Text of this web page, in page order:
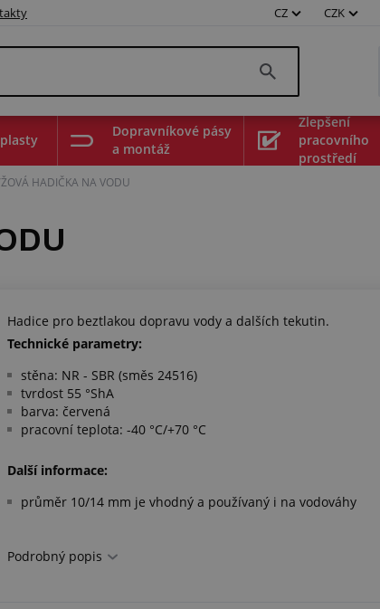
CZ CZK
Dopravníkové pásy
a montáž
Zlepšení
pracovního
prostředí
HADIČKA NA VODU
Hadice pro beztlakou dopravu vody a dalších tekutin.
Technické parametry:
stěna: NR - SBR (směs 24516)
tvrdost 55 °ShA
barva: červená
pracovní teplota: -40 °C/+70 °C
Další informace:
průměr 10/14 mm je vhodný a používaný i na vodováhy
Podrobný popis